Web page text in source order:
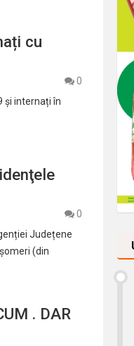
cu
0
și internați în
0
Județene
(din
. DAR